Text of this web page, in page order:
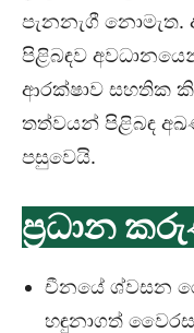
පැනනැගී නොමැත.
පිළිබඳව
ආරක්ෂාව සහතික
තත්වයන් පිළිබඳ
පසුවෙයි.
ප්‍රධාන
චීනයේ ශ්වසන
හඳුනාගත්